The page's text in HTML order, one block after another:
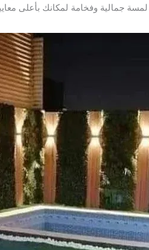
جمالية وفخامة لمكانك بأعلى